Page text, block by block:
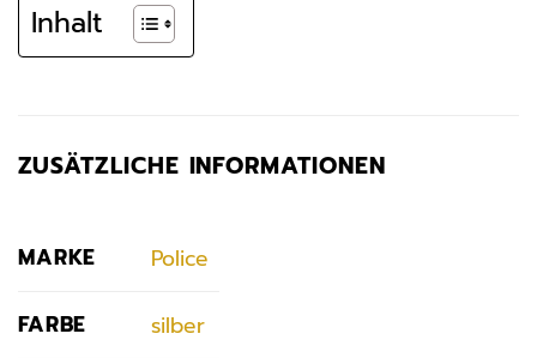
Inhalt
ZUSÄTZLICHE INFORMATIONEN
MARKE Police
FARBE silber